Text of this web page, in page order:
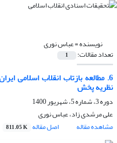
نویسنده =عباس نوری
تعداد مقالات: 1
6. مطالعه بازتاب انقلاب اسلامی
نظریه پخش
دوره 3، شماره 5، شهریور 1400
علی مرشدی زاد، عباس نوری
مشاهده مقاله
اصل مقاله 811.05 K